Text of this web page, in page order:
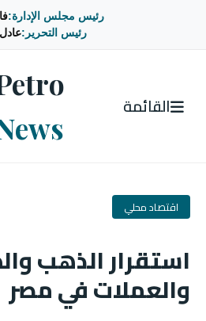
رئيس مجلس الإدارة:
رئيس التحرير:
القائمة
اقتصاد محلي
استقرار الذهب
والعملات في مصر